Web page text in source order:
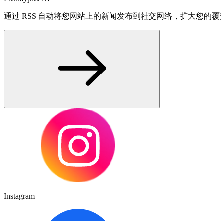
通过 RSS 自动将您网站上的新闻发布到社交网络，扩大您的覆
Instagram